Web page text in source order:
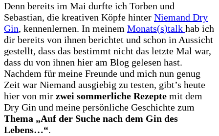
Denn bereits im Mai durfte ich Torben und
Sebastian, die kreativen Köpfe hinter Niemand Dry
Gin, kennenlernen. In meinem Monats(s)talk hab ich
dir bereits von ihnen berichtet und schon in Aussicht
gestellt, dass das bestimmt nicht das letzte Mal war,
dass du von ihnen hier am Blog gelesen hast.
Nachdem für meine Freunde und mich nun genug
Zeit war Niemand ausgiebig zu testen, gibt’s heute
hier von mir zwei sommerliche Rezepte mit dem
Dry Gin und meine persönliche Geschichte zum
Thema „Auf der Suche nach dem Gin des
Lebens…“.